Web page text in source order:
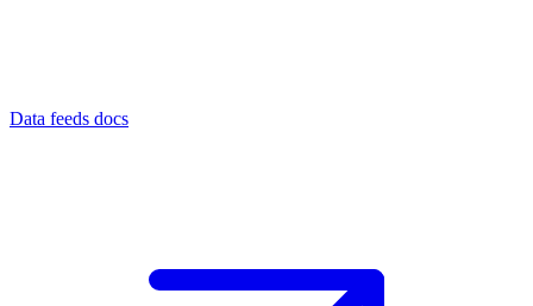
Data feeds docs